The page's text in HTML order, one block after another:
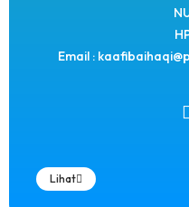
Email :
Lihat